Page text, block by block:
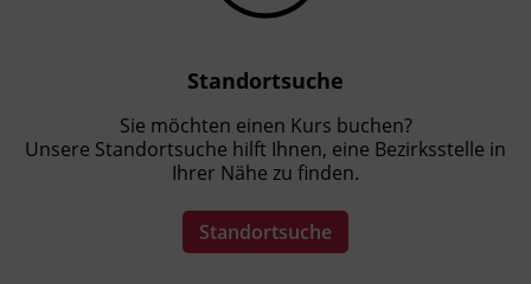
Standortsuche
Sie möchten einen Kurs buchen?
Unsere Standortsuche hilft Ihnen, eine Bezirksstelle in
Ihrer Nähe zu finden.
Standortsuche